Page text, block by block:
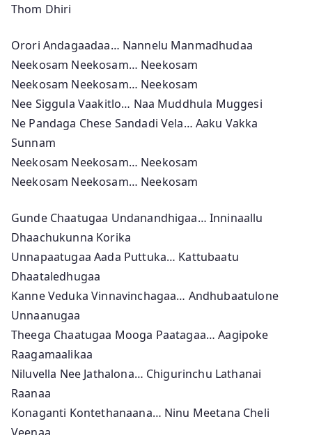
Thom Dhiri
Orori Andagaadaa… Nannelu Manmadhudaa
Neekosam Neekosam… Neekosam
Neekosam Neekosam… Neekosam
Nee Siggula Vaakitlo… Naa Muddhula Muggesi
Ne Pandaga Chese Sandadi Vela… Aaku Vakka
Sunnam
Neekosam Neekosam… Neekosam
Neekosam Neekosam… Neekosam
Gunde Chaatugaa Undanandhigaa… Inninaallu
Dhaachukunna Korika
Unnapaatugaa Aada Puttuka… Kattubaatu
Dhaataledhugaa
Kanne Veduka Vinnavinchagaa… Andhubaatulone
Unnaanugaa
Theega Chaatugaa Mooga Paatagaa… Aagipoke
Raagamaalikaa
Niluvella Nee Jathalona… Chigurinchu Lathanai
Raanaa
Konaganti Kontethanaana… Ninu Meetana Cheli